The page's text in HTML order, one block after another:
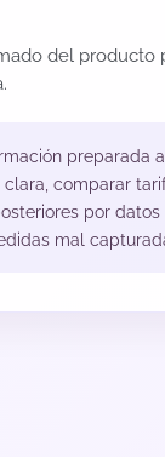
del producto
preparada
clara, comparar
por
mal